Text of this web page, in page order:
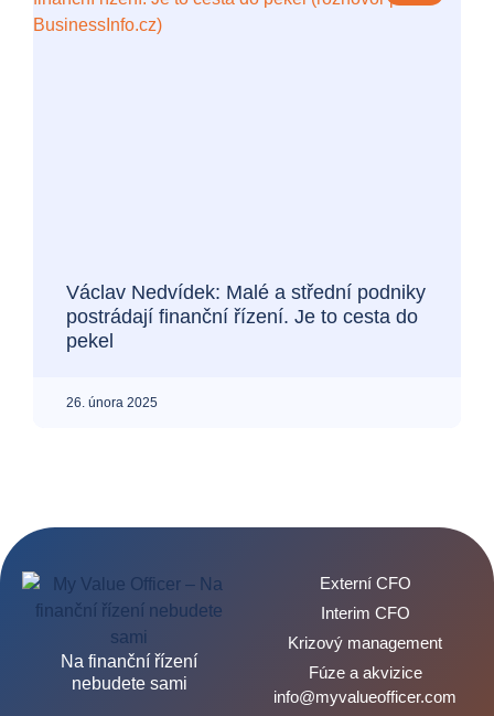
Václav Nedvídek: Malé a střední podniky
postrádají finanční řízení. Je to cesta do
pekel
26. února 2025
Na finanční řízení
nebudete sami
Externí CFO
Interim CFO
Krizový management
Fúze a akvizice
info@myvalueofficer.com